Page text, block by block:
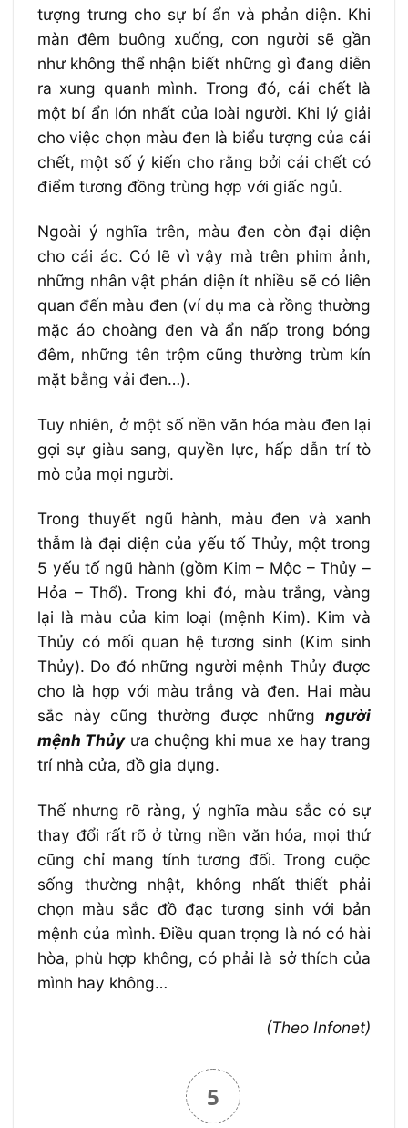
tượng trưng cho sự bí ẩn và phản diện. Khi
màn đêm buông xuống, con người sẽ gần
như không thể nhận biết những gì đang diễn
ra xung quanh mình. Trong đó, cái chết là
một bí ẩn lớn nhất của loài người. Khi lý giải
cho việc chọn màu đen là biểu tượng của cái
chết, một số ý kiến cho rằng bởi cái chết có
điểm tương đồng trùng hợp với giấc ngủ.
Ngoài ý nghĩa trên, màu đen còn đại diện
cho cái ác. Có lẽ vì vậy mà trên phim ảnh,
những nhân vật phản diện ít nhiều sẽ có liên
quan đến màu đen (ví dụ ma cà rồng thường
mặc áo choàng đen và ẩn nấp trong bóng
đêm, những tên trộm cũng thường trùm kín
mặt bằng vải đen…).
Tuy nhiên, ở một số nền văn hóa màu đen lại
gợi sự giàu sang, quyền lực, hấp dẫn trí tò
mò của mọi người.
Trong thuyết ngũ hành, màu đen và xanh
thẫm là đại diện của yếu tố Thủy, một trong
5 yếu tố ngũ hành (gồm Kim – Mộc – Thủy –
Hỏa – Thổ). Trong khi đó, màu trắng, vàng
lại là màu của kim loại (mệnh Kim). Kim và
Thủy có mối quan hệ tương sinh (Kim sinh
Thủy). Do đó những người mệnh Thủy được
cho là hợp với màu trắng và đen. Hai màu
sắc này cũng thường được nhữngngười
mệnh Thủyưa chuộng khi mua xe hay trang
trí nhà cửa, đồ gia dụng.
Thế nhưng rõ ràng, ý nghĩa màu sắc có sự
thay đổi rất rõ ở từng nền văn hóa, mọi thứ
cũng chỉ mang tính tương đối. Trong cuộc
sống thường nhật, không nhất thiết phải
chọn màu sắc đồ đạc tương sinh với bản
mệnh của mình. Điều quan trọng là nó có hài
hòa, phù hợp không, có phải là sở thích của
mình hay không…
(Theo Infonet)
5